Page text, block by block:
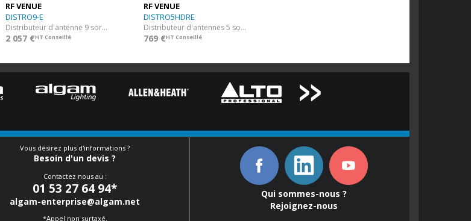
RF VENUE
DISTRO9-E
Distributeur d'antenne 9 sorties - 2 zones
2 057 €HT Conseillé
RF VENUE
DISTRO5HDRE
Distributeur d'antennes 5 sorties HDR, PSU.
769 €HT Conseillé
Vous désirez plus d'informations ?
Besoin d'un devis ?
Contactez nous au :
01 53 27 64 94*
algam-enterprise@algam.net
*Appel non surtaxé.
Qui sommes-nous ?
Rejoignez-nous